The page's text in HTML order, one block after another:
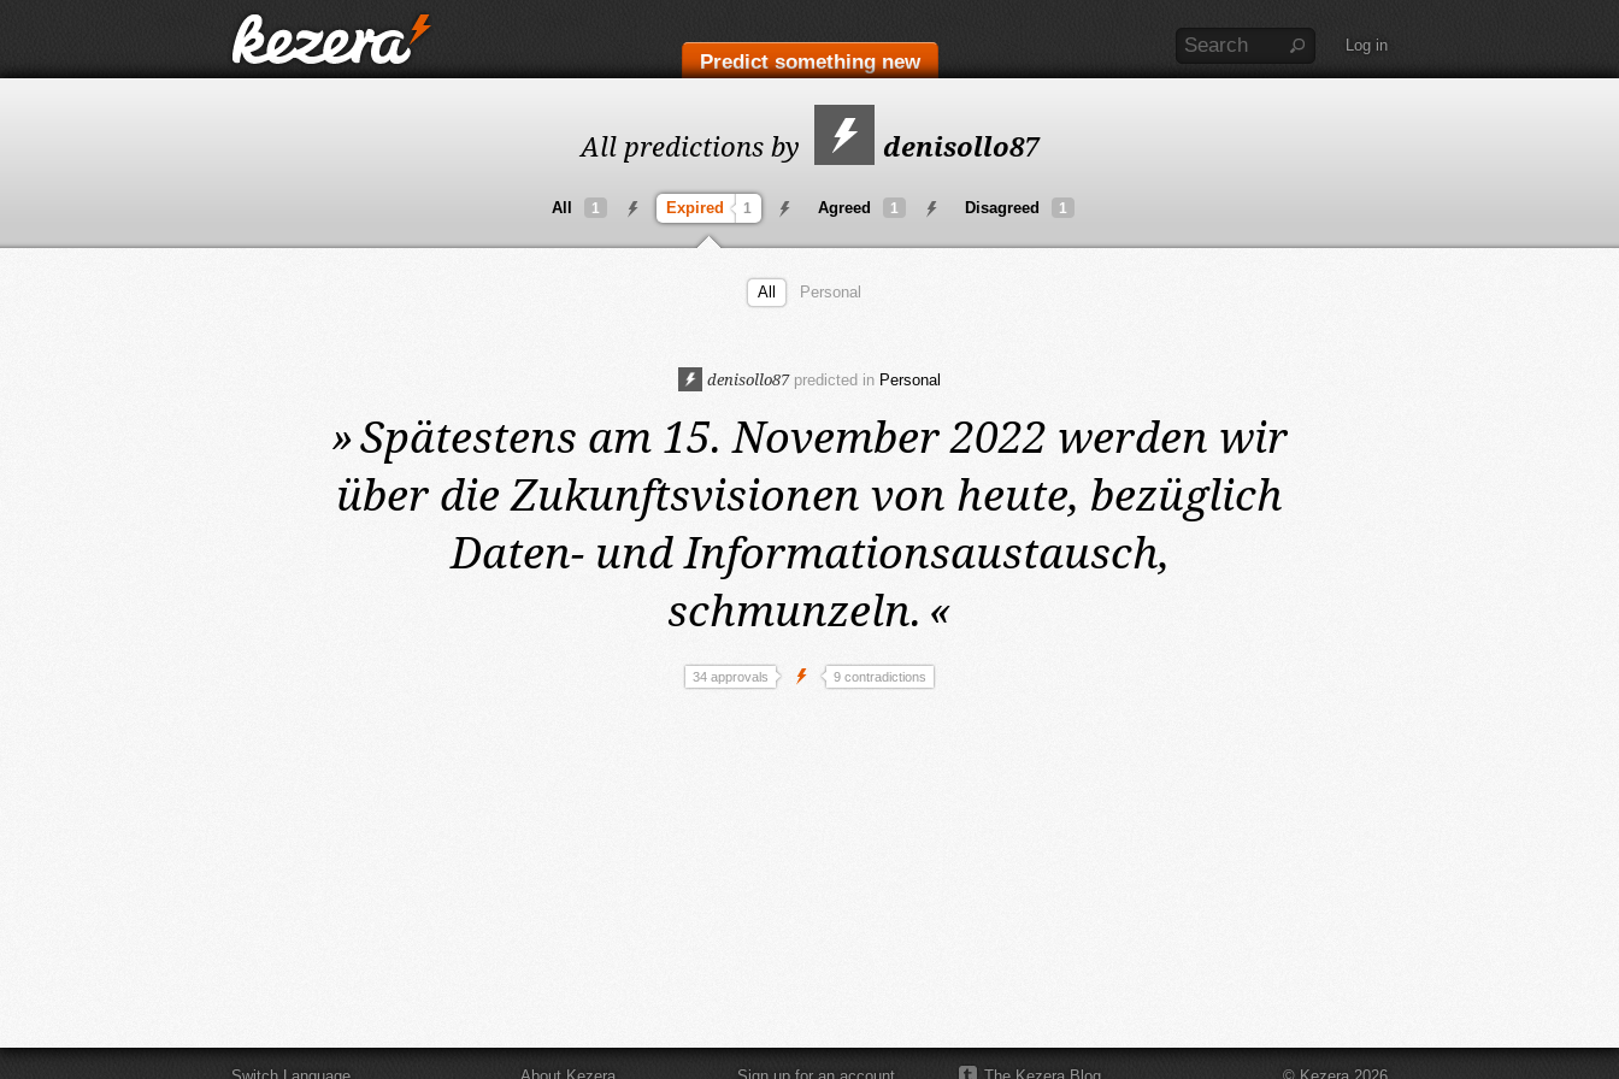
Predict something new
Log in
All predictions by denisollo87
All 1 Expired 1 Agreed 1 Disagreed 1
All Personal
denisollo87 predicted in Personal
»Spätestens am 15. November 2022 werden wir
über die Zukunftsvisionen von heute, bezüglich
Daten- und Informationsaustausch,
schmunzeln. «
34 approvals 9 contradictions